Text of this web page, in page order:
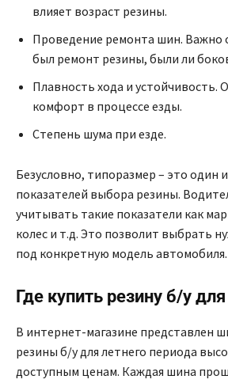
влияет возраст резины.
Проведение ремонта шин. Важно
был ремонт резины, были ли
Плавность хода и устойчивость.
комфорт в процессе езды.
Степень шума при езде.
Безусловно, типоразмер – это один
показателей выбора резины.
учитывать такие показатели как
колес и т.д. Это позволит выбрать
под конкретную модель автомобиля.
Где купить резину б/у
В интернет-магазине представлен
резины б/у для летнего периода
доступным ценам. Каждая шина